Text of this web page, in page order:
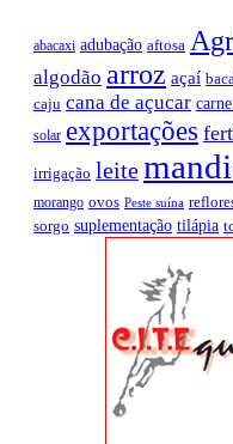
abacaxi adubação aftosa
algodão arroz açaí
caju cana de açucar
solar exportações
irrigação leite
morango ovos Peste suína
sorgo suplementação tilápia